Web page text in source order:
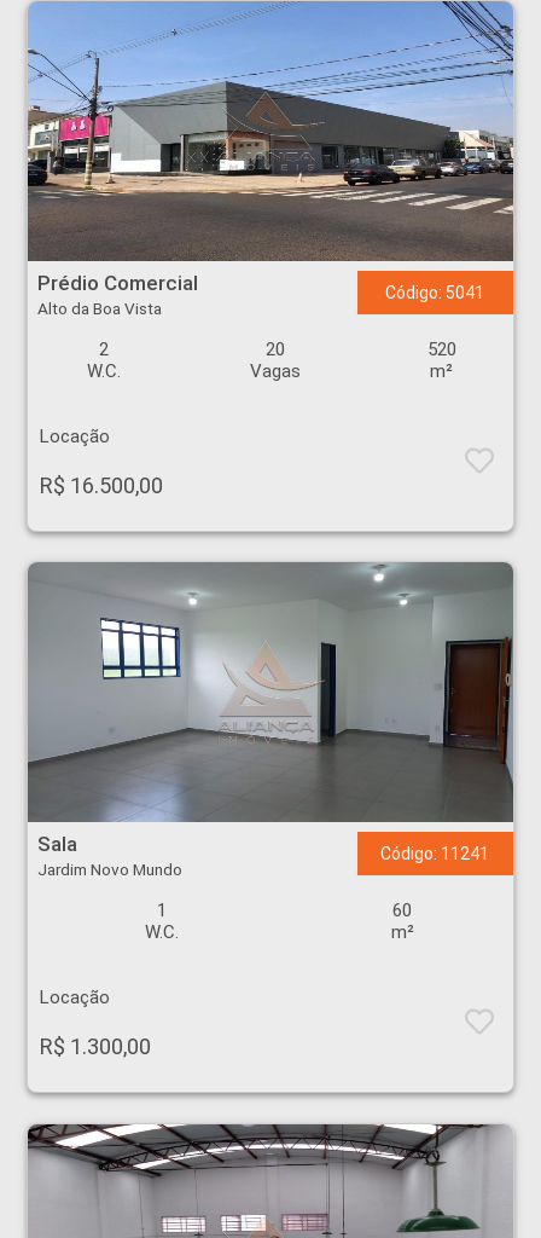
Prédio Comercial - Alto da Boa Vista - Ribeirão Preto
Prédio Comercial
Alto da Boa Vista
Código: 5041
2
W.C.
20
Vagas
520
m²
Locação
R$ 16.500,00
Sala - Jardim Novo Mundo - Ribeirão Preto
Sala
Jardim Novo Mundo
Código: 11241
1
W.C.
60
m²
Locação
R$ 1.300,00